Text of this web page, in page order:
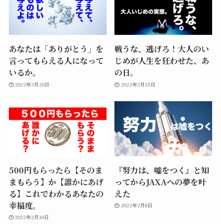
あなたは「ありがとう」を
言ってもらえる人になって
いるか。
2022年3月20日
戦うな、逃げろ！大人のい
じめが人生を狂わせた、あ
の日。
2022年2月15日
500円もらったら【そのま
まもらう】か【誰かにあげ
る】これでわかるあなたの
幸福度。
2022年2月10日
『努力は、嘘をつく』と知
ってからJAXAへの夢を叶
えた
2022年2月8日